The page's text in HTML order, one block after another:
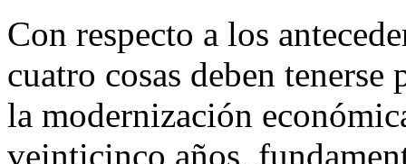
Con respecto a los
cuatro cosas deben
la modernización
veinticinco años,